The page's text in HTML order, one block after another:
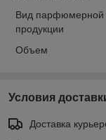
Вид парфюмерной
продукции
Объем
Условия
Доставка